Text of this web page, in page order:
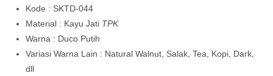
Kode : SKTD-044
Material : Kayu Jati TPK
Warna : Duco Putih
Variasi Warna Lain : Natural Walnut, Salak, Tea, Kopi, Dark,
dll